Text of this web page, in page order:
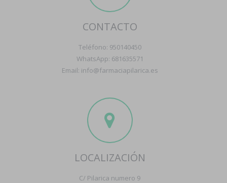
CONTACTO
Teléfono: 950140450
WhatsApp: 681635571
Email: info@farmaciapilarica.es
LOCALIZACIÓN
C/ Pilarica numero 9